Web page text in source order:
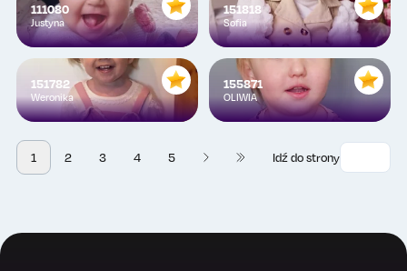
111080
Justyna
151818
Sofia
151782
Weronika
155871
OLIWIA
1 2 3 4 5 Następna
42 Idź do strony